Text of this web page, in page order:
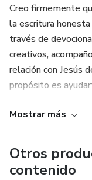
Creo firmemente
la escritura
través de
creativos,
relación con Jesús
propósito es
espirituales
Mostrar más
Otros
contenido